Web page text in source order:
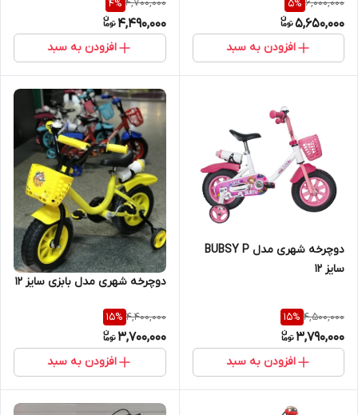
6,000,000
5%
5,650,000
افزودن به سبد
4,700,000
4%
4,490,000
افزودن به سبد
دوچرخه شهری مدل BUBSY P
سایز 12
4,500,000
15%
3,790,000
افزودن به سبد
دوچرخه شهری مدل بابزی سایز 12
4,400,000
15%
3,700,000
افزودن به سبد